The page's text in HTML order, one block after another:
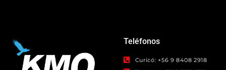
Teléfonos
Curicó: +56 9 8408 2918